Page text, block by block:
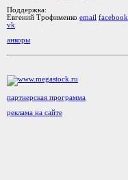
Поддержка:
Евгений Трофименко email facebook
vk
анкоры
партнерская программа
реклама на сайте